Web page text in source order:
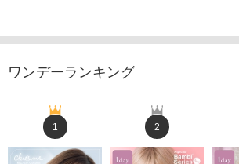
ワンデーランキング
1 2